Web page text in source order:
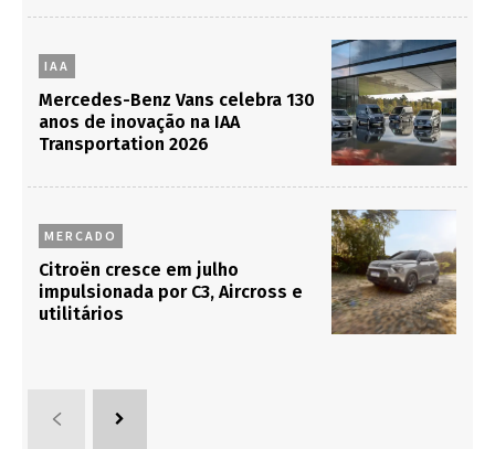
IAA
Mercedes-Benz Vans celebra 130
anos de inovação na IAA
Transportation 2026
MERCADO
Citroën cresce em julho
impulsionada por C3, Aircross e
utilitários